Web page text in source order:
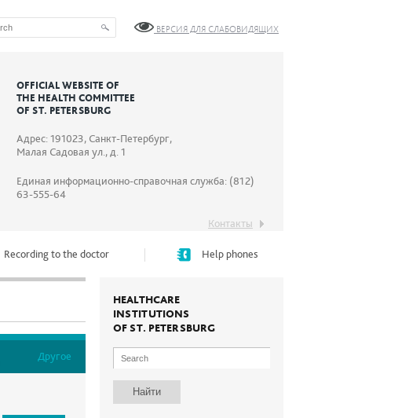
ВЕРСИЯ ДЛЯ СЛАБОВИДЯЩИХ
OFFICIAL WEBSITE OF
THE HEALTH COMMITTEE
OF ST. PETERSBURG
Адрес: 191023, Санкт-Петербург,
Малая Садовая ул., д. 1
Единая информационно-справочная служба: (812)
63-555-64
Контакты
Recording to the doctor Help phones
HEALTHCARE
INSTITUTIONS
OF ST. PETERSBURG
Другое